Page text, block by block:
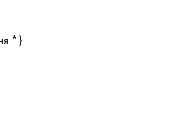
*}